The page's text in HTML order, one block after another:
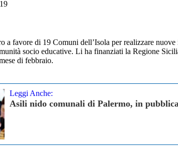
a favore di 19 Comuni dell’Isola per realizzare
socio educative. Li ha finanziati la Regione
di febbraio.
Leggi Anche:
Asili nido comunali di Palermo, in